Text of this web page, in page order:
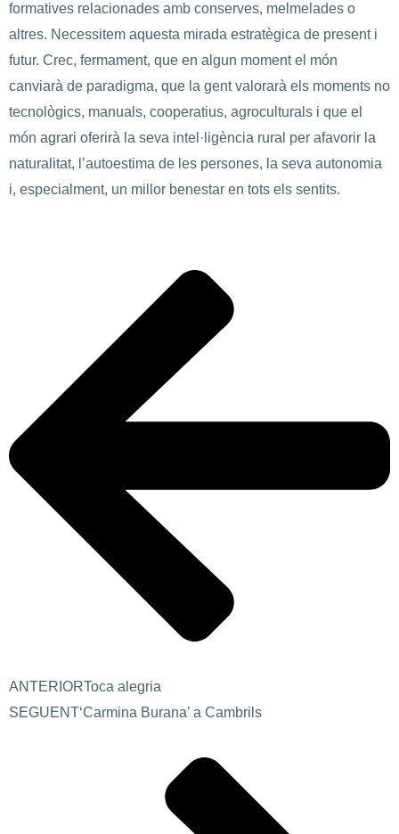
formatives relacionades amb conserves, melmelades o
altres. Necessitem aquesta mirada estratègica de present i
futur. Crec, fermament, que en algun moment el món
canviarà de paradigma, que la gent valorarà els moments no
tecnològics, manuals, cooperatius, agroculturals i que el
món agrari oferirà la seva intel·ligència rural per afavorir la
naturalitat, l’autoestima de les persones, la seva autonomia
i, especialment, un millor benestar en tots els sentits.
ANTERIORToca alegria
SEGUENT‘Carmina Burana’ a Cambrils